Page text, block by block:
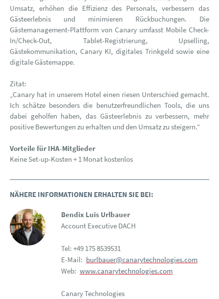
Umsatz, erhöhen die Effizienz des Personals, verbessern das
Gästeerlebnis und minimieren Rückbuchungen. Die
Gästemanagement-Plattform von Canary umfasst Mobile Check-
In/Check-Out, Tablet-Registrierung, Upselling,
Gästekommunikation, Canary KI, digitales Trinkgeld sowie eine
digitale Gästemappe.
Zitat:
„Canary hat in unserem Hotel einen riesen Unterschied gemacht.
Ich schätze besonders die benutzerfreundlichen Tools, die uns
dabei geholfen haben, das Gästeerlebnis zu verbessern, mehr
positive Bewertungen zu erhalten und den Umsatz zu steigern.“
Vorteile für IHA-Mitglieder
Keine Set-up-Kosten + 1 Monat kostenlos
NÄHERE INFORMATIONEN ERHALTEN SIE BEI:
Bendix Luis Urlbauer
Account Executive DACH
Tel: +49 175 8539531
E-Mail: burlbauer@canarytechnologies.com
Web: www.canarytechnologies.com
Canary Technologies